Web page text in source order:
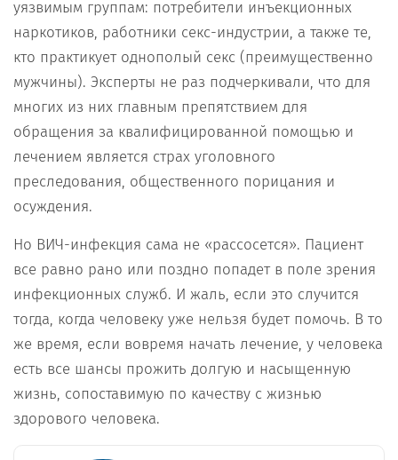
уязвимым группам: потребители инъекционных
наркотиков, работники секс-индустрии, а также те,
кто практикует однополый секс (преимущественно
мужчины). Эксперты не раз подчеркивали, что для
многих из них главным препятствием для
обращения за квалифицированной помощью и
лечением является страх уголовного
преследования, общественного порицания и
осуждения.
Но ВИЧ-инфекция сама не «рассосется». Пациент
все равно рано или поздно попадет в поле зрения
инфекционных служб. И жаль, если это случится
тогда, когда человеку уже нельзя будет помочь. В то
же время, если вовремя начать лечение, у человека
есть все шансы прожить долгую и насыщенную
жизнь, сопоставимую по качеству с жизнью
здорового человека.